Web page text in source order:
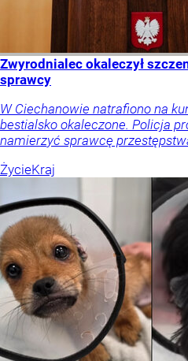
Zwyrodnialec okaleczył
sprawcy
W Ciechanowie natrafiono na
bestialsko okaleczone. Policja
namierzyć sprawcę
ŻycieKraj